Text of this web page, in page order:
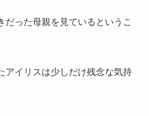
だった母親を見ているというこ
アイリスは少しだけ残念な気持